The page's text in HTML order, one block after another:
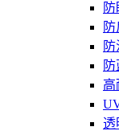
高
透